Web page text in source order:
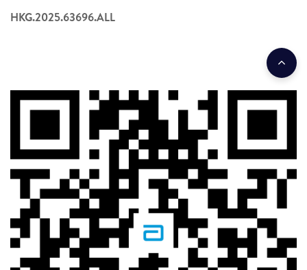
HKG.2025.63696.ALL